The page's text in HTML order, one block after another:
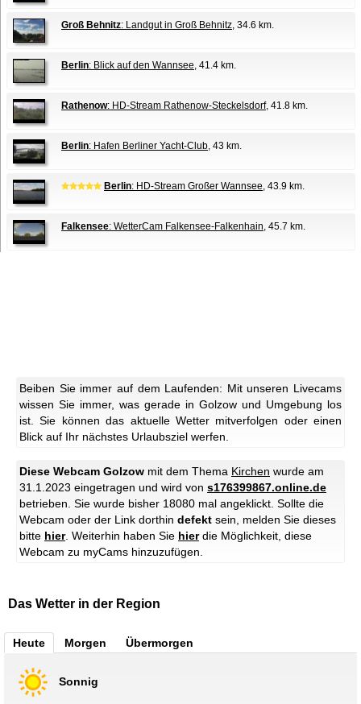
Groß Behnitz: Landgut in Groß Behnitz , 34.6 km.
Berlin: Blick auf den Wannsee , 41.4 km.
Rathenow: HD-Stream Rathenow-Steckelsdorf, 41.8 km.
Berlin: Hafen Berliner Yacht-Club , 43 km.
Berlin: HD-Stream Großer Wannsee , 43.9 km.
Falkensee: WetterCam Falkensee-Falkenhain , 45.7 km.
Beiben Sie immer auf dem Laufenden: Mit unseren Livecams
wissen Sie immer, was gerade in Golzow und Umgebung los
ist. Sie können das aktuelle Wetter mitverfolgen oder einen
Blick auf Ihr nächstes Urlaubsziel werfen.
Diese Webcam Golzow mit dem Thema Kirchen wurde am
31.1.2023 eingetragen und wird von s176399867.online.de
betrieben. Sie wurde bisher 18080 mal angeklickt. Sollte die
Webcam oder der Link dorthin defekt sein, melden Sie dieses
bitte hier. Weiterhin haben Sie hierdie Möglichkeit, diese
Webcam zu myCams hinzuzufügen.
Das Wetter in der Region
Heute Morgen Übermorgen
Sonnig